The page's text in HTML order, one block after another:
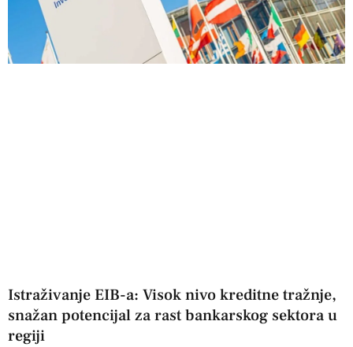
Istraživanje EIB-a: Visok nivo kreditne tražnje,
snažan potencijal za rast bankarskog sektora u
regiji